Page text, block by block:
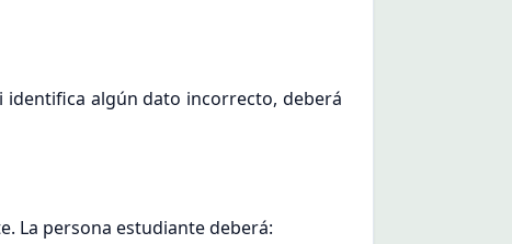
identifica algún dato incorrecto, deberá
La persona estudiante deberá: